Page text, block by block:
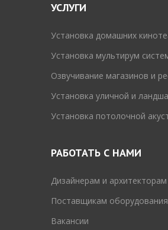
УСЛУГИ
Установка домашних
Установка мультирум
Озвучивание магазинов и
Установка уличной и
Установка потолочной
РАБОТАТЬ С НАМИ
Дизайнерам и архитекторам
Поставщикам оборудования
Вакансии